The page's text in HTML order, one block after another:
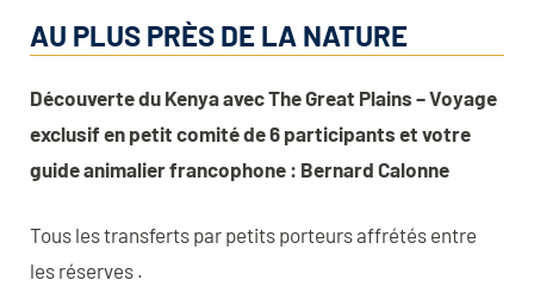
AU PLUS PRÈS DE LA NATURE
Découverte du Kenya avec The Great Plains – Voyage
exclusif en petit comité de 6 participants et votre
guide animalier francophone : Bernard Calonne
Tous les transferts par petits porteurs affrétés entre
les réserves .